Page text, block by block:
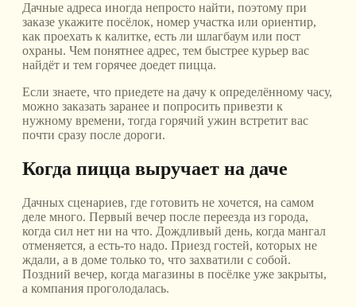
Дачные адреса иногда непросто найти, поэтому при
заказе укажите посёлок, номер участка или ориентир,
как проехать к калитке, есть ли шлагбаум или пост
охраны. Чем понятнее адрес, тем быстрее курьер вас
найдёт и тем горячее доедет пицца.
Если знаете, что приедете на дачу к определённому часу,
можно заказать заранее и попросить привезти к
нужному времени, тогда горячий ужин встретит вас
почти сразу после дороги.
Когда пицца выручает на даче
Дачных сценариев, где готовить не хочется, на самом
деле много. Первый вечер после переезда из города,
когда сил нет ни на что. Дождливый день, когда мангал
отменяется, а есть-то надо. Приезд гостей, которых не
ждали, а в доме только то, что захватили с собой.
Поздний вечер, когда магазины в посёлке уже закрыты,
а компания проголодалась.